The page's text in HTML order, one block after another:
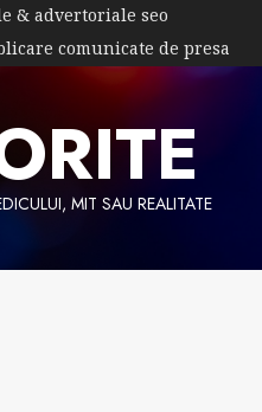
& advertoriale seo
comunicate de presa
MIT SAU REALITATE